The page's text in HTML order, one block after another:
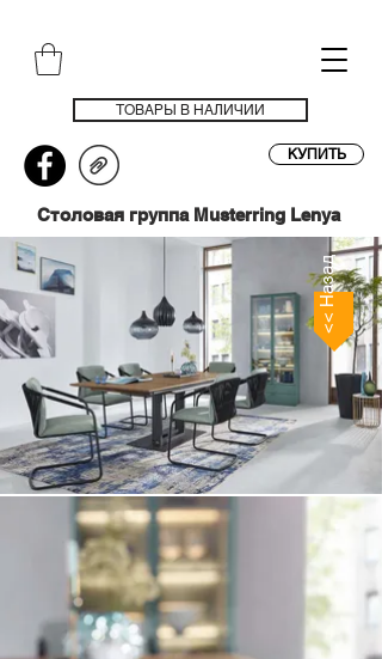
ТОВАРЫ В НАЛИЧИИ
КУПИТЬ
Столовая группа Musterring Lenya
<< Назад